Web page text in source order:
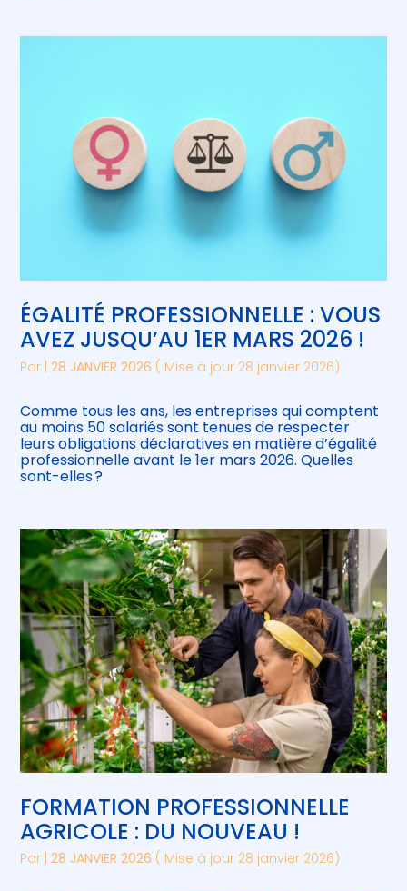
ÉGALITÉ PROFESSIONNELLE : VOUS
AVEZ JUSQU’AU 1ER MARS 2026 !
Par |28 JANVIER 2026 ( Mise à jour 28 janvier 2026)
Comme tous les ans, les entreprises qui comptent
au moins 50 salariés sont tenues de respecter
leurs obligations déclaratives en matière d’égalité
professionnelle avant le 1er mars 2026. Quelles
sont-elles ?
FORMATION PROFESSIONNELLE
AGRICOLE : DU NOUVEAU !
Par |28 JANVIER 2026 ( Mise à jour 28 janvier 2026)